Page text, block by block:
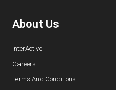
About Us
InterActive
Careers
Terms And Conditions